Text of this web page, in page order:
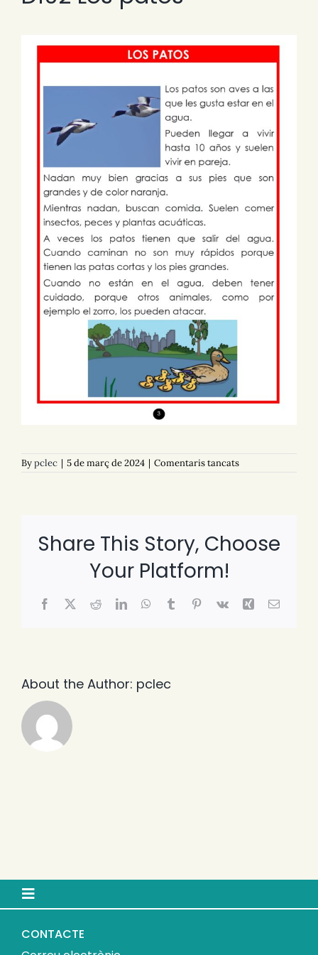
Bypclec | 5 de març de 2024 | Comentaris tancatsa
Share This Story, Choose
Your Platform!
Facebook
X RedditLinkedInWhatsApp
TumblrPinterest
Vk Xing Email:
About the Author: pclec
Toggle
Navigation
Inici
CONTACTE